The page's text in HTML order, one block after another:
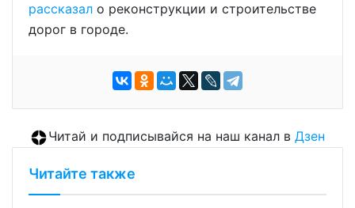
рассказал о реконструкции и строительстве
дорог в городе.
Читай и подписывайся на наш канал в Дзен
Читайте также